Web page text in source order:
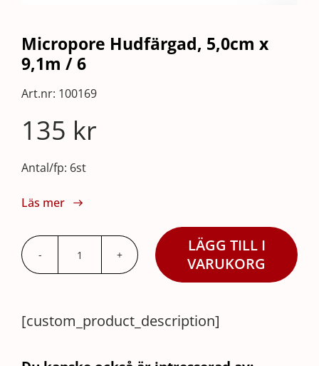
Micropore Hudfärgad, 5,0cm x
9,1m / 6
Art.nr: 100169
135 kr
Antal/fp: 6st
Läs mer
Micropore
x
LÄGG TILL I
VARUKORG
[custom_product_description]